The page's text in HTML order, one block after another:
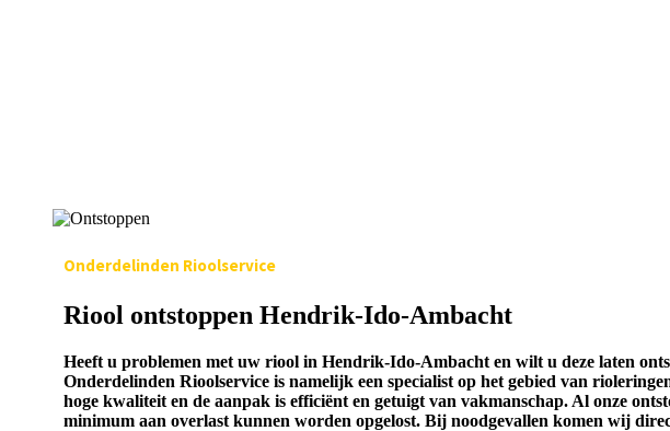
Onderdelinden Rioolservice
Riool ontstoppen Hendrik-Ido-Ambacht
Heeft u problemen met uw riool in Hendrik-Ido-Ambacht en wilt u deze laten
Onderdelinden Rioolservice is namelijk een specialist op het gebied van
hoge kwaliteit en de aanpak is efficiënt en getuigt van vakmanschap. Al onze
minimum aan overlast kunnen worden opgelost. Bij noodgevallen komen wij